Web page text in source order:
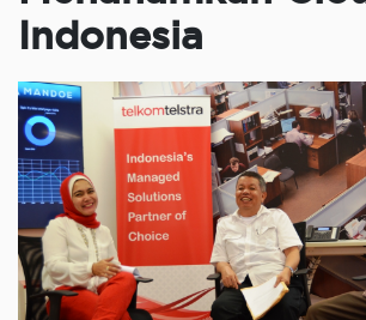
Indonesia